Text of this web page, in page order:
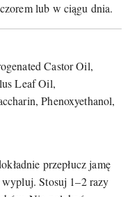
lub w ciągu dnia.
Castor Oil,
Leaf Oil,
Phenoxyethanol,
przepłucz jamę
wypluj. Stosuj 1–2 razy